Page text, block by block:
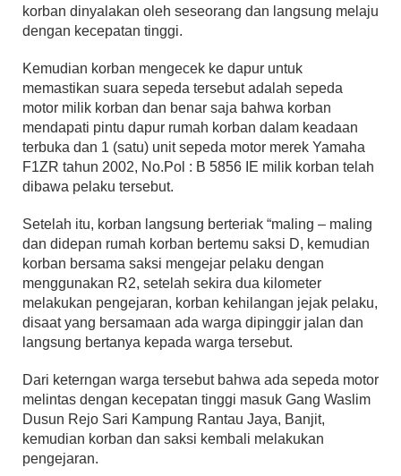
korban dinyalakan oleh seseorang dan langsung melaju
dengan kecepatan tinggi.
Kemudian korban mengecek ke dapur untuk
memastikan suara sepeda tersebut adalah sepeda
motor milik korban dan benar saja bahwa korban
mendapati pintu dapur rumah korban dalam keadaan
terbuka dan 1 (satu) unit sepeda motor merek Yamaha
F1ZR tahun 2002, No.Pol : B 5856 IE milik korban telah
dibawa pelaku tersebut.
Setelah itu, korban langsung berteriak “maling – maling
dan didepan rumah korban bertemu saksi D, kemudian
korban bersama saksi mengejar pelaku dengan
menggunakan R2, setelah sekira dua kilometer
melakukan pengejaran, korban kehilangan jejak pelaku,
disaat yang bersamaan ada warga dipinggir jalan dan
langsung bertanya kepada warga tersebut.
Dari keterngan warga tersebut bahwa ada sepeda motor
melintas dengan kecepatan tinggi masuk Gang Waslim
Dusun Rejo Sari Kampung Rantau Jaya, Banjit,
kemudian korban dan saksi kembali melakukan
pengejaran.